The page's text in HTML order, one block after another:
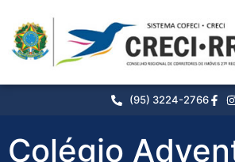
(95) 3224-2766
Colégio